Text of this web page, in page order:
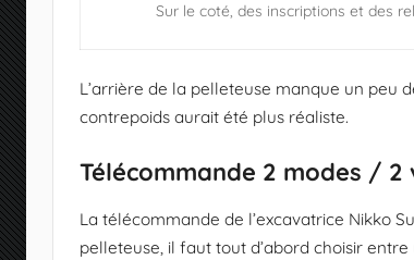
Sur le coté, des inscriptions et des
L’arrière de la pelleteuse manque un peu
contrepoids aurait été plus réaliste.
Télécommande 2 modes / 2
La télécommande de l’excavatrice Nikko
pelleteuse, il faut tout d’abord choisir